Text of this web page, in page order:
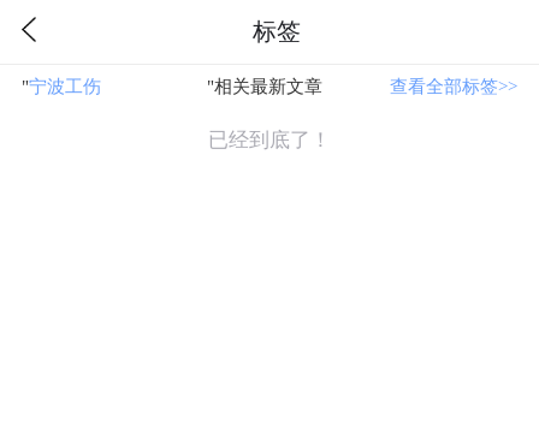
标签
"宁波工伤 "相关最新文章 查看全部标签>>
已经到底了！